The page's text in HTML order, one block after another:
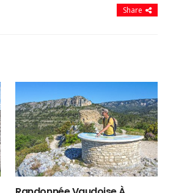
Share